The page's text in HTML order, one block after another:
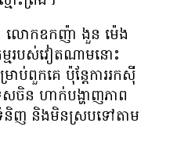
ា លោក​ឧកញ៉ា ងួន ម៉េង
ម្ម​របស់​វៀតណាម​នោះ
ពួក​គេ​ ប៉ុន្តែ​ការ​រក​ស៊ី​
ចិន ហាក់​បង្ហាញ​ភាព​
និញ និង​មិន​ស្រប​ទៅ​តាម​